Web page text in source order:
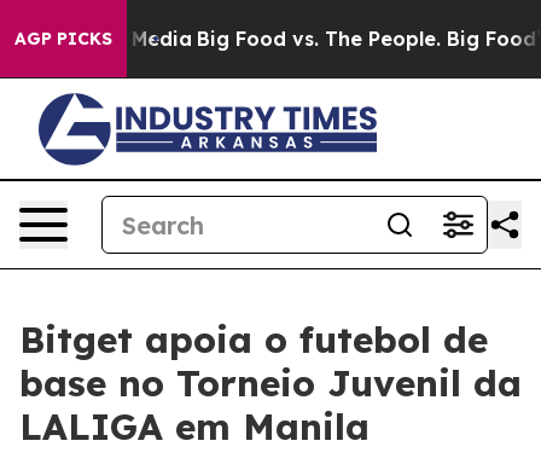
AGP PICKS
Social Media Big Food vs. The People. Big Food’s
Bitget apoia o futebol de
base no Torneio Juvenil da
LALIGA em Manila